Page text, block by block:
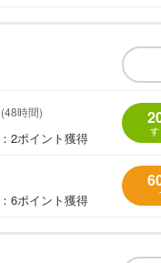
(48時間)
：2ポイント獲得 す
：6ポイント獲得